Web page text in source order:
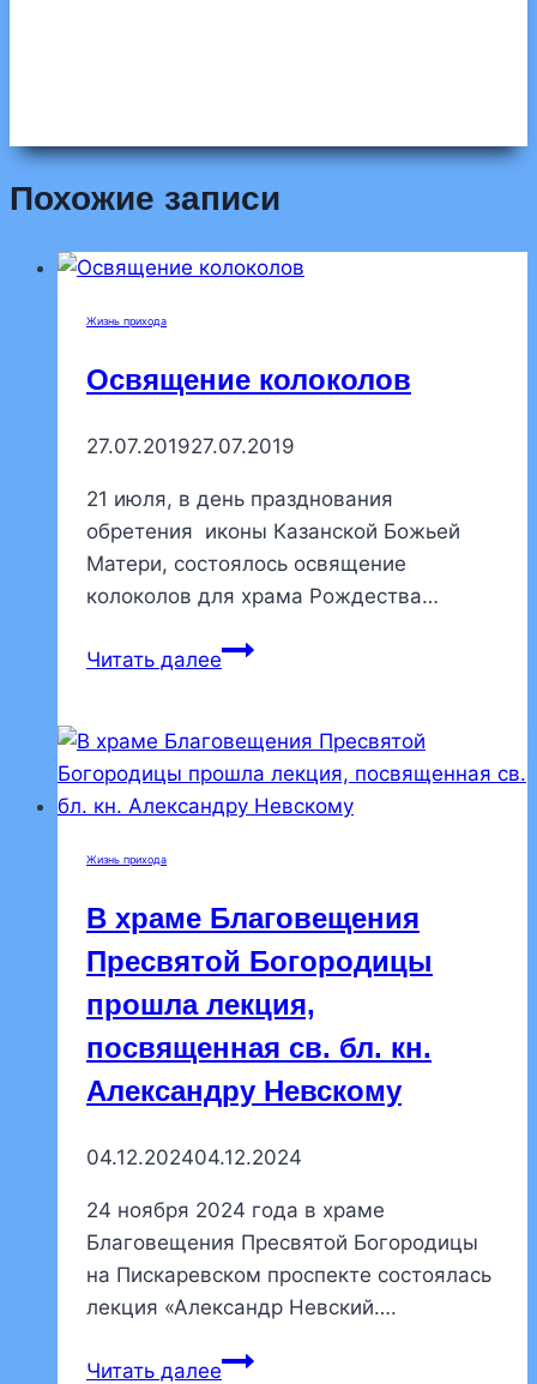
Похожие записи
Жизнь прихода
Освящение колоколов
27.07.201927.07.2019
21 июля, в день празднования
обретения иконы Казанской Божьей
Матери, состоялось освящение
колоколов для храма Рождества…
Читать далееОсвящение
Жизнь прихода
В храме Благовещения
Пресвятой Богородицы
прошла лекция,
посвященная св. бл. кн.
Александру Невскому
04.12.202404.12.2024
24 ноября 2024 года в храме
Благовещения Пресвятой Богородицы
на Пискаревском проспекте состоялась
лекция «Александр Невский….
Читать далееВ